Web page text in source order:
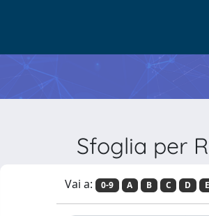
Sfoglia per
Vai a: 0-9 A B C D E